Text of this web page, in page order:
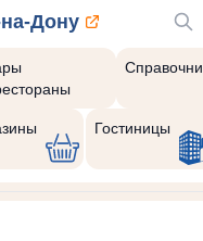
Дону
Гостиницы